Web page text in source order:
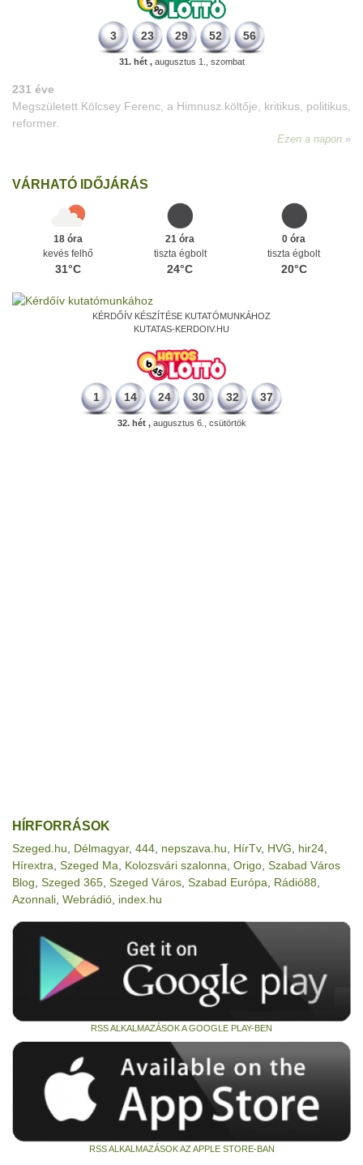
3 23 29 52 56
31. hét ,augusztus 1., szombat
VÁRHATÓ IDŐJÁRÁS
18 óra
kevés felhő
31°C
21 óra
tiszta égbolt
24°C
0 óra
tiszta égbolt
20°C
KÉRDŐÍV KÉSZÍTÉSE KUTATÓMUNKÁHOZ
KUTATAS-KERDOIV.HU
1 14 24 30 32 37
32. hét ,augusztus 6., csütörtök
HÍRFORRÁSOK
Szeged.hu Délmagyar, 444 nepszava.hu HírTv, HVG hir24
Hírextra Szeged Ma Kolozsvári szalonna Origo Szabad Város
Blog Szeged 365 Szeged Város Szabad Európa Rádió88
Azonnali Webrádió index.hu
RSS ALKALMAZÁSOK A GOOGLE PLAY-BEN
RSS ALKALMAZÁSOK AZ APPLE STORE-BAN